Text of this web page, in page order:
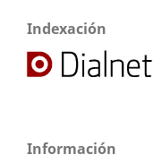
Indexación
Información